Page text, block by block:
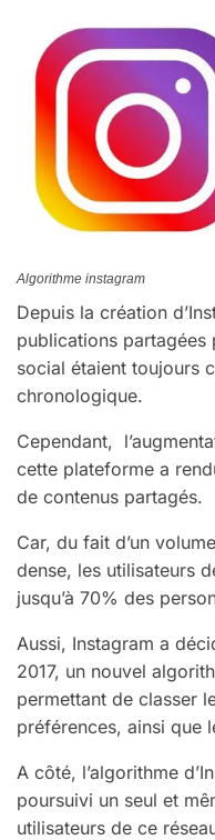
Algorithme instagram
Depuis la création
publications partagées
social étaient toujours
chronologique.
Cependant,
cette plateforme a
de contenus partagés.
Car, du fait d’un
dense, les utilisateurs
jusqu’à 70% des
Aussi, Instagram a
2017, un nouvel
permettant de classer
préférences, ainsi que
A côté, l’algorithme
poursuivi un seul et
utilisateurs de ce